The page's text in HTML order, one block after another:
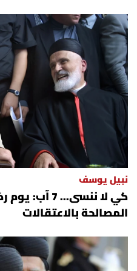
نبيل يوسف
كي لا ننسى...
المصالحة بالاعتقالات